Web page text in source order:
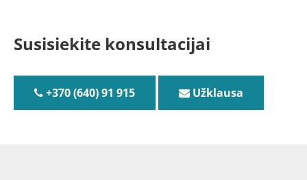
Susisiekite konsultacijai
+370 (640) 91 915 Užklausa